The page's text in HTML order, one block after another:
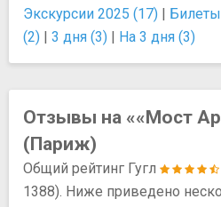
Экскурсии 2025 (17) |
(2) | 3 дня (3) | На 3 дня (3)
Отзывы на ««Мост
(Париж)
Общий рейтинг Гугл
1388). Ниже приведено